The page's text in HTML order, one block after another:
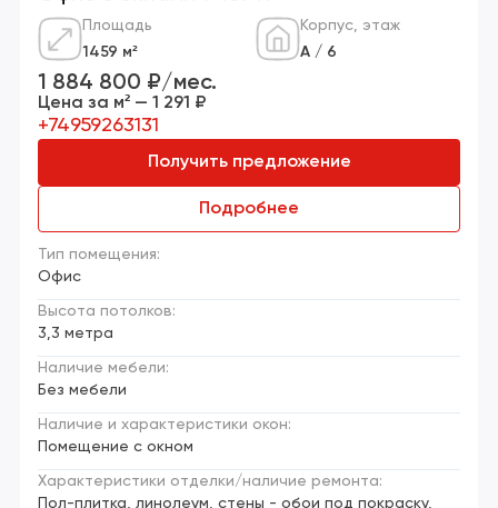
Площадь
1459 м²
Корпус, этаж
А / 6
Тип помещения:
Офис
Высота потолков:
3,3 метра
Наличие мебели:
Без мебели
Наличие и характеристики окон:
Помещение с окном
Характеристики отделки/наличие ремонта:
Пол-плитка, линолеум, стены - обои под покраску,
1 884 800 ₽/мес.
Цена за м² — 1 291 ₽
+74959263131
Получить предложение
Подробнее